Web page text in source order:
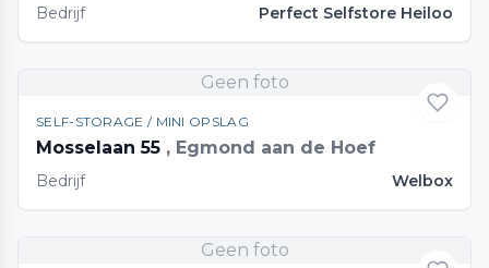
Bedrijf Perfect Selfstore Heiloo
Geen foto
SELF-STORAGE / MINI OPSLAG
Mosselaan 55 , Egmond aan de Hoef
Bedrijf Welbox
Geen foto